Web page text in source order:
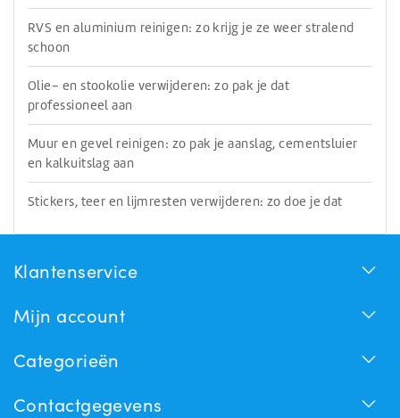
RVS en aluminium reinigen: zo krijg je ze weer stralend
schoon
Olie- en stookolie verwijderen: zo pak je dat
professioneel aan
Muur en gevel reinigen: zo pak je aanslag, cementsluier
en kalkuitslag aan
Stickers, teer en lijmresten verwijderen: zo doe je dat
Klantenservice
Mijn account
Categorieën
Contactgegevens